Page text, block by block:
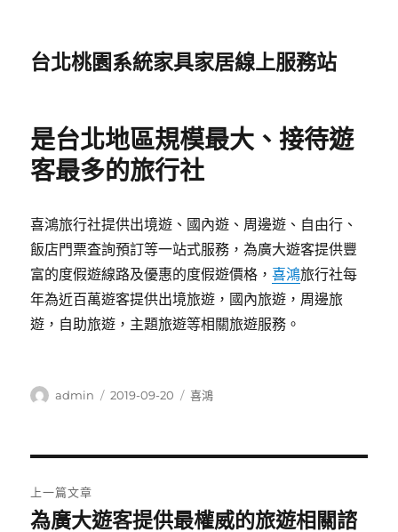
台北桃園系統家具家居線上服務站
是台北地區規模最大、接待遊
客最多的旅行社
喜鴻旅行社提供出境遊、國內遊、周邊遊、自由行、
飯店門票査詢預訂等一站式服務，為廣大遊客提供豐
富的度假遊線路及優惠的度假遊價格，喜鴻旅行社每
年為近百萬遊客提供出境旅遊，國內旅遊，周邊旅
遊，自助旅遊，主題旅遊等相關旅遊服務。
作
admin
發
2019-09-20
分
喜鴻
章
上一篇文章
上
為廣大遊客提供最權威的旅遊相關諮